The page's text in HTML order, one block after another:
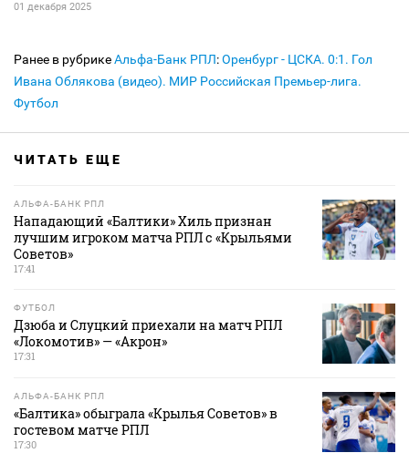
01 декабря 2025
Ранее в рубрикеАльфа-Банк РПЛ:Оренбург - ЦСКА. 0:1. Гол
Ивана Облякова (видео). МИР Российская Премьер-лига.
Футбол
ЧИТАТЬ ЕЩЕ
АЛЬФА-БАНК РПЛ
Нападающий «Балтики» Хиль признан
лучшим игроком матча РПЛ с «Крыльями
Советов»
17:41
ФУТБОЛ
Дзюба и Слуцкий приехали на матч РПЛ
«Локомотив» — «Акрон»
17:31
АЛЬФА-БАНК РПЛ
«Балтика» обыграла «Крылья Советов» в
гостевом матче РПЛ
17:30